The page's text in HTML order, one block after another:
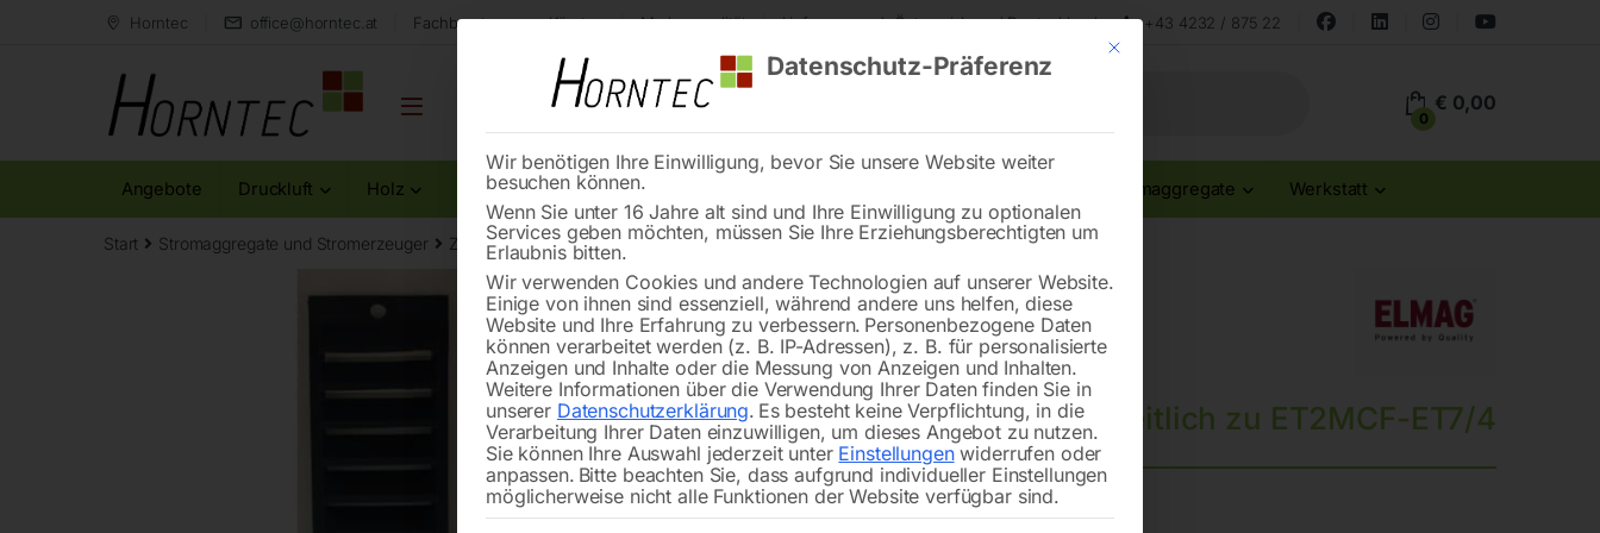
Horntec office@horntec.at Fachberatung aus Kärnten Markenqualität Lieferung nach Österreich und Deutschland +43 4232 / 875 22
0
€ 0,00
Angebote Druckluft Holz Metall Reinigung Stromaggregate Werkstatt
Start Stromaggregate und Stromerzeuger Zubehör für Stromaggregate Gitter IP 23 seitlich zu ET2MCF-ET7/4
🔍
Gitter IP 23 seitlich zu ET2MCF-ET7/4
für SEB 6500 WD / SED 7000 WD
Mit diesem Button wird der Dialog geschlossen. Seine Funktionalität ist
Datenschutz-Präferenz
Wir benötigen Ihre Einwilligung, bevor Sie unsere Website weiter
besuchen können.
Wenn Sie unter 16 Jahre alt sind und Ihre Einwilligung zu optionalen
Services geben möchten, müssen Sie Ihre Erziehungsberechtigten um
Erlaubnis bitten.
Wir verwenden Cookies und andere Technologien auf unserer Website.
Einige von ihnen sind essenziell, während andere uns helfen, diese
Website und Ihre Erfahrung zu verbessern. Personenbezogene Daten
können verarbeitet werden (z. B. IP-Adressen), z. B. für personalisierte
Anzeigen und Inhalte oder die Messung von Anzeigen und Inhalten.
Weitere Informationen über die Verwendung Ihrer Daten finden Sie in
unserer Datenschutzerklärung. Es besteht keine Verpflichtung, in die
Verarbeitung Ihrer Daten einzuwilligen, um dieses Angebot zu nutzen.
Sie können Ihre Auswahl jederzeit unter Einstellungenwiderrufen oder
anpassen. Bitte beachten Sie, dass aufgrund individueller Einstellungen
möglicherweise nicht alle Funktionen der Website verfügbar sind.